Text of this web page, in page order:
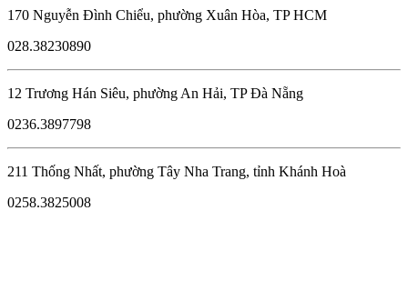
170 Nguyễn Đình Chiểu, phường Xuân Hòa, TP HCM
028.38230890
12 Trương Hán Siêu, phường An Hải, TP Đà Nẵng
0236.3897798
211 Thống Nhất, phường Tây Nha Trang, tỉnh Khánh Hoà
0258.3825008